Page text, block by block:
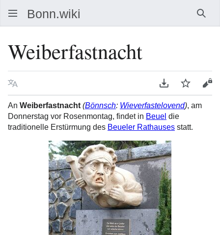
Weiberfastnacht
Sprache PDF
An Weiberfastnacht (Bönnsch: Wieverfastelovend), am
Donnerstag vor Rosenmontag, findet in Beuel die
traditionelle Erstürmung des Beueler Rathauses statt.